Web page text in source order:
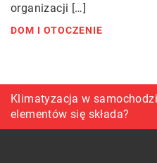
organizacji […]
DOM I OTOCZENIE
Pierwszy sklep internetowy
zabrać?
Klimatyzacja w
elementów się składa?
Czym jest filtr jonizujący?